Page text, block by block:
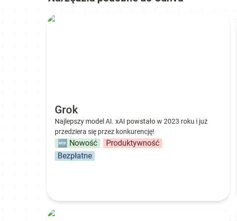
Grok
Grok
Najlepszy model AI. xAI powstało w 2023 roku i już
przedziera się przez konkurencję!
🆕 Nowość
Produktywność
Bezpłatne
SciSpace